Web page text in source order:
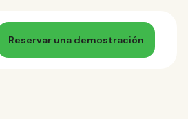
Reservar una demostración